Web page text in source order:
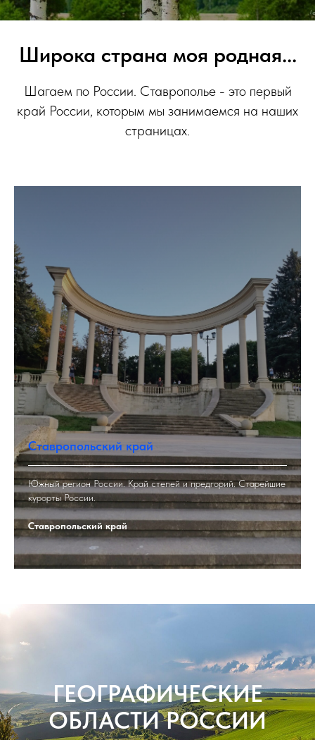
Широка страна моя родная...
Шагаем по России. Ставрополье - это первый
край России, которым мы занимаемся на наших
страницах.
Ставропольский край
Южный регион России. Край степей и предгорий. Старейшие
курорты России.
Ставропольский край
ГЕОГРАФИЧЕСКИЕ
ОБЛАСТИ РОССИИ